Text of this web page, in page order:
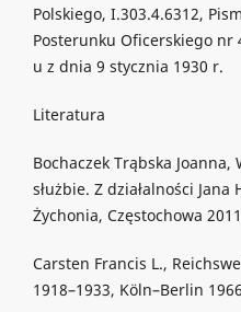
Polskiego, I.303.4.6312,
Posterunku Oficerskiego nr
u z dnia 9 stycznia 1930 r.
Literatura
Bochaczek Trąbska Joanna,
służbie. Z działalności Jana
Żychonia, Częstochowa
Carsten Francis L.,
1918–1933, Köln–Berlin